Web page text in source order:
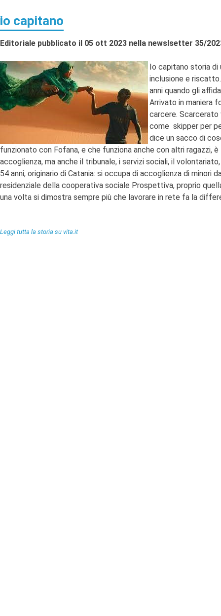
io capitano
Editoriale pubblicato il 05 ott 2023 nella newslsetter 35/
Io capitano storia di
inclusione e
anni quando gli
Arrivato in maniera
carcere. Scarcerato
come skipper per
dice un sacco di
funzionato con Fofana, e che funziona anche con altri ragazzi,
accoglienza, ma anche il tribunale, i servizi sociali, il
54 anni, originario di Catania: si occupa di accoglienza di minori
residenziale della cooperativa sociale Prospettiva, proprio
una volta si dimostra sempre più che lavorare in rete fa la
Leggi tutta la storia su vita.it